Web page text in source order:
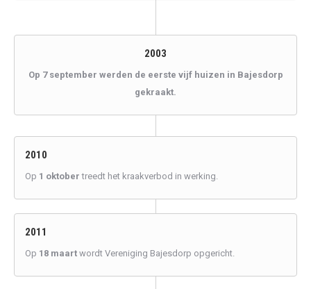
2003
Op 7 september werden de eerste vijf huizen in Bajesdorp
gekraakt.
2010
Op 1 oktober treedt het kraakverbod in werking.
2011
Op 18 maart wordt Vereniging Bajesdorp opgericht.